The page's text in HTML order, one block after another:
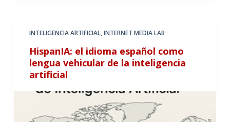
INTELIGENCIA ARTIFICIAL,INTERNET MEDIA LAB
HispanIA: el idioma español como
lengua vehicular de la inteligencia
artificial